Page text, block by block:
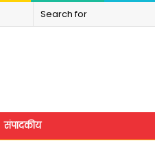
संपादकीय